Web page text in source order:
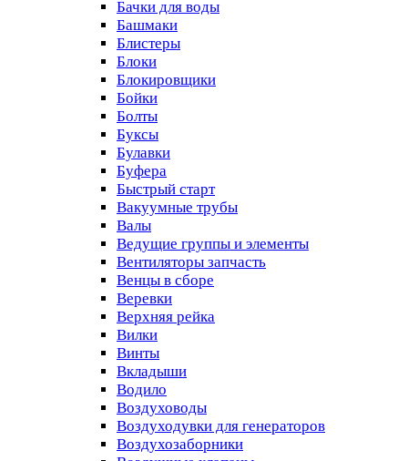
Бачки для воды
Башмаки
Блистеры
Блоки
Блокировщики
Бойки
Болты
Буксы
Булавки
Буфера
Быстрый старт
Вакуумные трубы
Валы
Ведущие группы и элементы
Вентиляторы запчасть
Венцы в сборе
Веревки
Верхняя рейка
Вилки
Винты
Вкладыши
Водило
Воздуховоды
Воздуходувки для генераторов
Воздухозаборники